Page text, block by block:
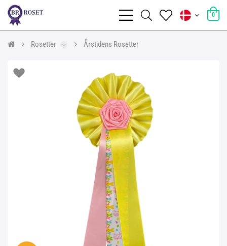
0
Rosetter Årstidens Rosetter